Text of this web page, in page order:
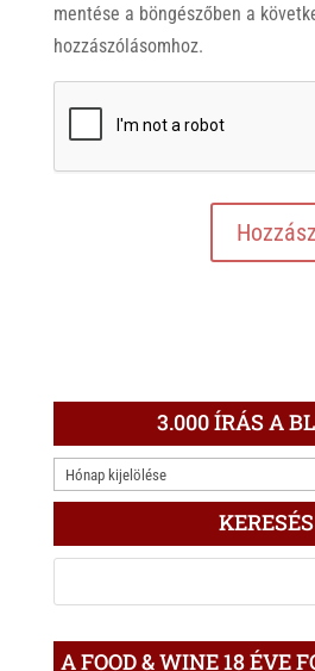
mentése a böngészőben a
hozzászólásomhoz.
3.000 ÍRÁS A
3.000
ÍRÁS
KERESÉS
A FOOD & WINE 18 ÉVE